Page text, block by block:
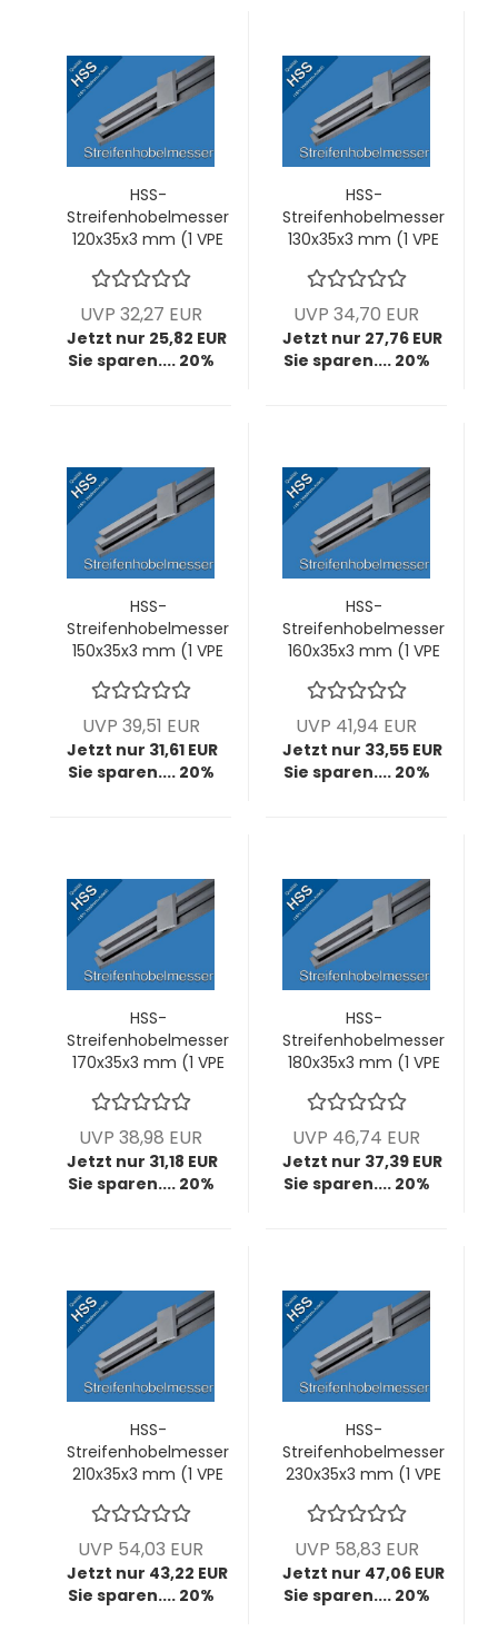
HSS-
Streifenhobelmesser
120x35x3 mm (1 VPE
UVP 32,27 EUR
Jetzt nur 25,82 EUR
Sie sparen.... 20%
HSS-
Streifenhobelmesser
130x35x3 mm (1 VPE
UVP 34,70 EUR
Jetzt nur 27,76 EUR
Sie sparen.... 20%
HSS-
Streifenhobelmesser
150x35x3 mm (1 VPE
UVP 39,51 EUR
Jetzt nur 31,61 EUR
Sie sparen.... 20%
HSS-
Streifenhobelmesser
160x35x3 mm (1 VPE
UVP 41,94 EUR
Jetzt nur 33,55 EUR
Sie sparen.... 20%
HSS-
Streifenhobelmesser
170x35x3 mm (1 VPE
UVP 38,98 EUR
Jetzt nur 31,18 EUR
Sie sparen.... 20%
HSS-
Streifenhobelmesser
180x35x3 mm (1 VPE
UVP 46,74 EUR
Jetzt nur 37,39 EUR
Sie sparen.... 20%
HSS-
Streifenhobelmesser
210x35x3 mm (1 VPE
UVP 54,03 EUR
Jetzt nur 43,22 EUR
Sie sparen.... 20%
HSS-
Streifenhobelmesser
230x35x3 mm (1 VPE
UVP 58,83 EUR
Jetzt nur 47,06 EUR
Sie sparen.... 20%